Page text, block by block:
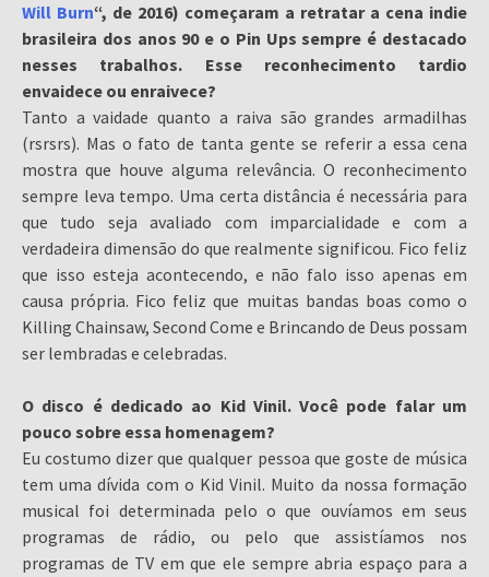
Will Burn“, de 2016) começaram a retratar a cena indie
brasileira dos anos 90 e o Pin Ups sempre é destacado
nesses trabalhos. Esse reconhecimento tardio
envaidece ou enraivece?
Tanto a vaidade quanto a raiva são grandes armadilhas
(rsrsrs). Mas o fato de tanta gente se referir a essa cena
mostra que houve alguma relevância. O reconhecimento
sempre leva tempo. Uma certa distância é necessária para
que tudo seja avaliado com imparcialidade e com a
verdadeira dimensão do que realmente significou. Fico feliz
que isso esteja acontecendo, e não falo isso apenas em
causa própria. Fico feliz que muitas bandas boas como o
Killing Chainsaw, Second Come e Brincando de Deus possam
ser lembradas e celebradas.
O disco é dedicado ao Kid Vinil. Você pode falar um
pouco sobre essa homenagem?
Eu costumo dizer que qualquer pessoa que goste de música
tem uma dívida com o Kid Vinil. Muito da nossa formação
musical foi determinada pelo o que ouvíamos em seus
programas de rádio, ou pelo que assistíamos nos
programas de TV em que ele sempre abria espaço para a